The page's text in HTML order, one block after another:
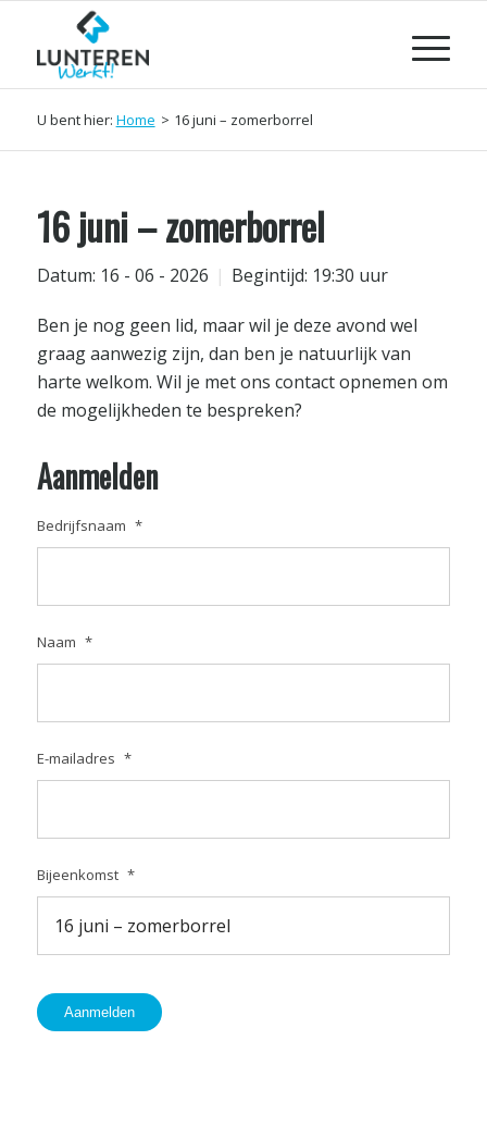
U bent hier: Home > 16 juni – zomerborrel
16 juni – zomerborrel
Datum: 16 - 06 - 2026 Begintijd: 19:30 uur
Ben je nog geen lid, maar wil je deze avond wel
graag aanwezig zijn, dan ben je natuurlijk van
harte welkom. Wil je met ons contact opnemen om
de mogelijkheden te bespreken?
Aanmelden
Bedrijfsnaam *
Naam *
E-mailadres *
Bijeenkomst *
Aanmelden